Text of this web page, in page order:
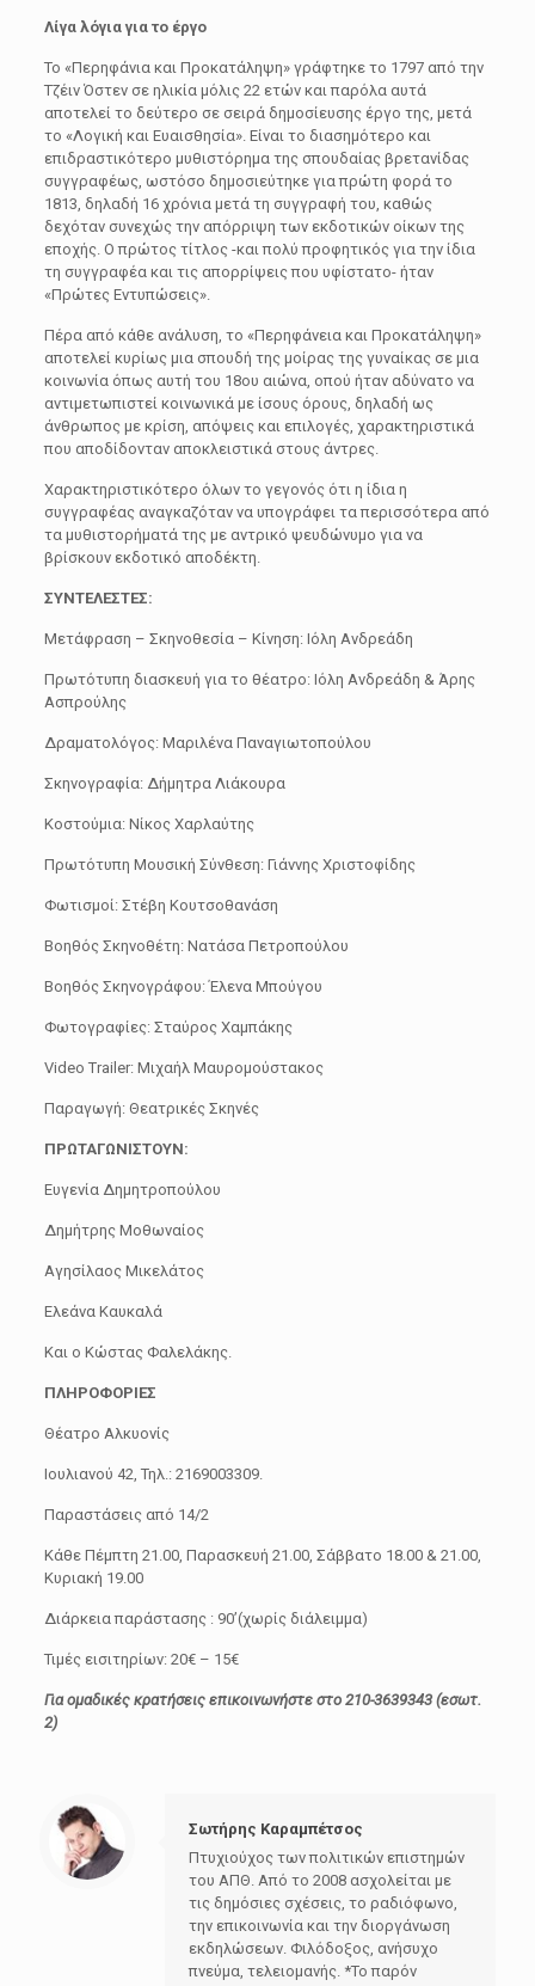
Λίγα λόγια για το έργο
Το «Περηφάνια και Προκατάληψη» γράφτηκε το 1797 από την
Τζέιν Όστεν σε ηλικία μόλις 22 ετών και παρόλα αυτά
αποτελεί το δεύτερο σε σειρά δημοσίευσης έργο της, μετά
το «Λογική και Ευαισθησία». Είναι το διασημότερο και
επιδραστικότερο μυθιστόρημα της σπουδαίας βρετανίδας
συγγραφέως, ωστόσο δημοσιεύτηκε για πρώτη φορά το
1813, δηλαδή 16 χρόνια μετά τη συγγραφή του, καθώς
δεχόταν συνεχώς την απόρριψη των εκδοτικών οίκων της
εποχής. Ο πρώτος τίτλος -και πολύ προφητικός για την ίδια
τη συγγραφέα και τις απορρίψεις που υφίστατο- ήταν
«Πρώτες Εντυπώσεις».
Πέρα από κάθε ανάλυση, το «Περηφάνεια και Προκατάληψη»
αποτελεί κυρίως μια σπουδή της μοίρας της γυναίκας σε μια
κοινωνία όπως αυτή του 18ου αιώνα, οπού ήταν αδύνατο να
αντιμετωπιστεί κοινωνικά με ίσους όρους, δηλαδή ως
άνθρωπος με κρίση, απόψεις και επιλογές, χαρακτηριστικά
που αποδίδονταν αποκλειστικά στους άντρες.
Χαρακτηριστικότερο όλων το γεγονός ότι η ίδια η
συγγραφέας αναγκαζόταν να υπογράφει τα περισσότερα από
τα μυθιστορήματά της με αντρικό ψευδώνυμο για να
βρίσκουν εκδοτικό αποδέκτη.
ΣΥΝΤΕΛΕΣΤΕΣ:
Μετάφραση – Σκηνοθεσία – Κίνηση: Ιόλη Ανδρεάδη
Πρωτότυπη διασκευή για το θέατρο: Ιόλη Ανδρεάδη & Άρης
Ασπρούλης
Δραματολόγος: Μαριλένα Παναγιωτοπούλου
Σκηνογραφία: Δήμητρα Λιάκουρα
Κοστούμια: Νίκος Χαρλαύτης
Πρωτότυπη Μουσική Σύνθεση: Γιάννης Χριστοφίδης
Φωτισμοί: Στέβη Κουτσοθανάση
Βοηθός Σκηνοθέτη: Νατάσα Πετροπούλου
Βοηθός Σκηνογράφου: Έλενα Μπούγου
Φωτογραφίες: Σταύρος Χαμπάκης
Video Trailer: Μιχαήλ Μαυρομούστακος
Παραγωγή: Θεατρικές Σκηνές
ΠΡΩΤΑΓΩΝΙΣΤΟΥΝ:
Ευγενία Δημητροπούλου
Δημήτρης Μοθωναίος
Αγησίλαος Μικελάτος
Ελεάνα Καυκαλά
Και ο Κώστας Φαλελάκης.
ΠΛΗΡΟΦΟΡΙΕΣ
Θέατρο Αλκυονίς
Ιουλιανού 42, Τηλ.: 2169003309.
Παραστάσεις από 14/2
Κάθε Πέμπτη 21.00, Παρασκευή 21.00, Σάββατο 18.00 & 21.00,
Κυριακή 19.00
Διάρκεια παράστασης : 90’(χωρίς διάλειμμα)
Τιμές εισιτηρίων: 20€ – 15€
Για ομαδικές κρατήσεις επικοινωνήστε στο 210-3639343 (εσωτ.
2)
Σωτήρης Καραμπέτσος
Πτυχιούχος των πολιτικών επιστημών
του ΑΠΘ. Από το 2008 ασχολείται με
τις δημόσιες σχέσεις, το ραδιόφωνο,
την επικοινωνία και την διοργάνωση
εκδηλώσεων. Φιλόδοξος, ανήσυχο
πνεύμα, τελειομανής. *Το παρόν